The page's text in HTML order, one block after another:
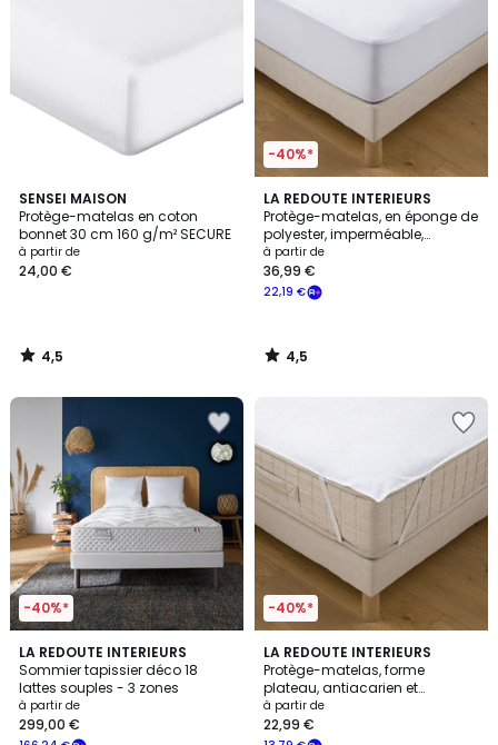
SENSEI MAISON
Protège-matelas en coton
bonnet 30 cm 160 g/m² SECURE
à partir de
24,00 €
4,5
/ 5
4,5
/
-40%*
LA REDOUTE INTERIEURS
Protège-matelas, en éponge de
polyester, imperméable,
hauteur maxi 25 cm
à partir de
22,19 €
36,99 €
4,5
/ 5
4,5
/
-40%*
LA REDOUTE INTERIEURS
Sommier tapissier déco 18
lattes souples - 3 zones
à partir de
299,00 €
4,1
/ 5
-40%*
LA REDOUTE INTERIEURS
Protège-matelas, forme
plateau, antiacarien et
imperméable
à partir de
22,99 €
4,4
/ 5